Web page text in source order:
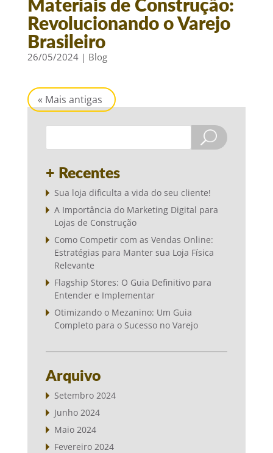
Revolucionando o Varejo
Brasileiro
26/05/2024| Blog
« Mais antigas
+ Recentes
Sua loja dificulta a vida do seu cliente!
A Importância do Marketing Digital para
Lojas de Construção
Como Competir com as Vendas Online:
Estratégias para Manter sua Loja Física
Relevante
Flagship Stores: O Guia Definitivo para
Entender e Implementar
Otimizando o Mezanino: Um Guia
Completo para o Sucesso no Varejo
Arquivo
Setembro 2024
Junho 2024
Maio 2024
Fevereiro 2024